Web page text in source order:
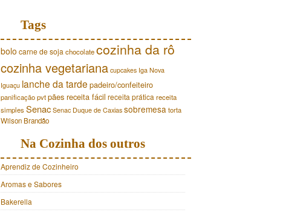
Tags
bolo carne de soja chocolatecozinha da rô
cozinha vegetariana cupcakes Iga Nova
Iguaçu lanche da tarde padeiro/confeiteiro
panificaçãopvtpães receita fácil receita prática receita
simplesSenac Senac Duque de Caxias sobremesatorta
Wilson Brandão
Na Cozinha dos outros
Aprendiz de Cozinheiro
Aromas e Sabores
Bakerella